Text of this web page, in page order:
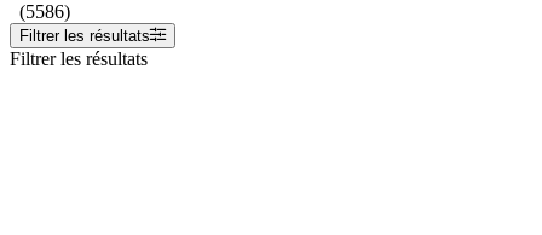
(5586)
Filtrer les résultats
Filtrer les résultats